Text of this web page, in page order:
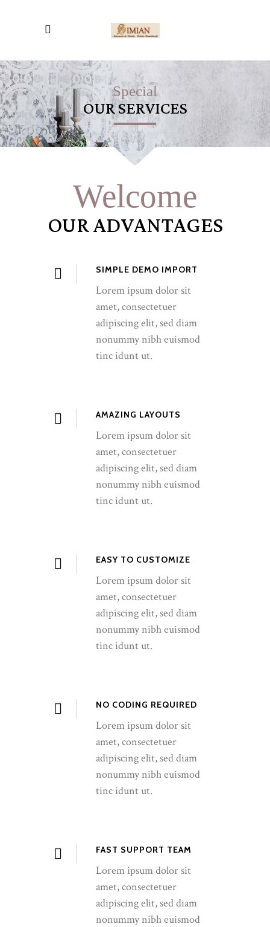
Special
OUR SERVICES
Welcome
OUR ADVANTAGES
SIMPLE DEMO IMPORT
Lorem ipsum dolor sit
amet, consectetuer
adipiscing elit, sed diam
nonummy nibh euismod
tinc idunt ut.
AMAZING LAYOUTS
Lorem ipsum dolor sit
amet, consectetuer
adipiscing elit, sed diam
nonummy nibh euismod
tinc idunt ut.
EASY TO CUSTOMIZE
Lorem ipsum dolor sit
amet, consectetuer
adipiscing elit, sed diam
nonummy nibh euismod
tinc idunt ut.
NO CODING REQUIRED
Lorem ipsum dolor sit
amet, consectetuer
adipiscing elit, sed diam
nonummy nibh euismod
tinc idunt ut.
FAST SUPPORT TEAM
Lorem ipsum dolor sit
amet, consectetuer
adipiscing elit, sed diam
nonummy nibh euismod